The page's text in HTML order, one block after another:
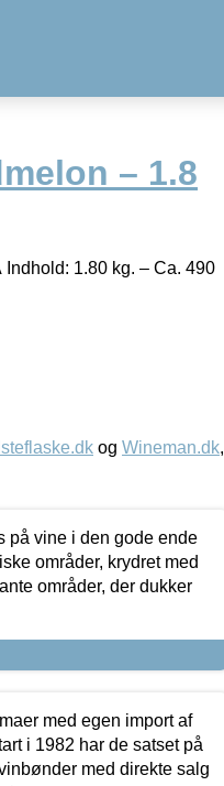
– 1.8
1.80 kg. – Ca. 490
og Wineman.dk,
på vine i den gode ende
områder, krydret med
områder, der dukker
med egen import af
i 1982 har de satset på
med direkte salg